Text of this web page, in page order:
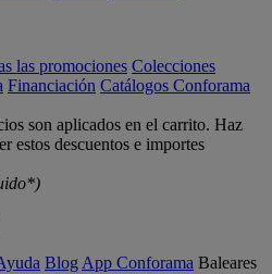
las promociones Colecciones
Financiación Catálogos Conforama
son aplicados en el carrito. Haz
estos descuentos e importes
Blog App Conforama Baleares